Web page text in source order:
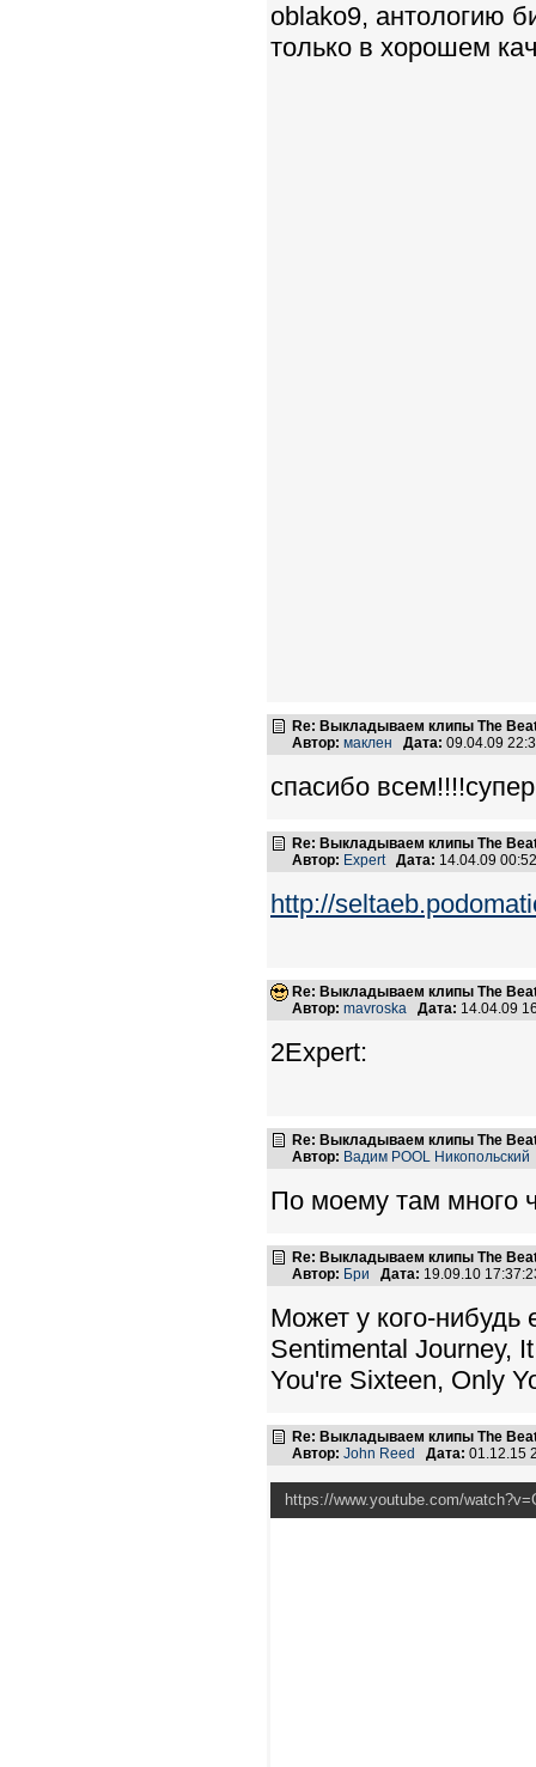
oblako9, антологию
только в хорошем
Re: Выкладываем клипы The
Автор: маклен Дата: 09.04.09
спасибо
Re: Выкладываем клипы The
Автор: Expert Дата: 14.04.09
http://
Re: Выкладываем клипы The
Автор: mavroska Дата: 14.04.09
2Expert:
Re: Выкладываем клипы The
Автор: Вадим POOL Никопольский
По моему там много
Re: Выкладываем клипы The
Автор: Бри Дата: 19.09.10
Может у кого-нибудь
Sentimental Journey,
You're Sixteen, Only
Re: Выкладываем клипы The
Автор: John Reed Дата: 01.12.15
https://www.youtube.com/